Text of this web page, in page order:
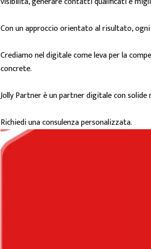
Con un approccio orientato al risultato,
Crediamo nel digitale come leva per la
concrete.
Jolly Partner è un partner digitale con
Richiedi una consulenza personalizzata.